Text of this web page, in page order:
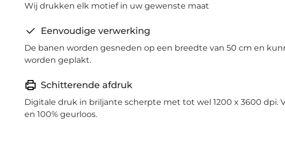
Wij drukken elk motief in uw gewenste maat
Eenvoudige verwerking
De banen worden gesneden op een breedte van 50 cm en
worden geplakt.
Schitterende afdruk
Digitale druk in briljante scherpte met tot wel 1200 x 3600 dpi.
en 100% geurloos.